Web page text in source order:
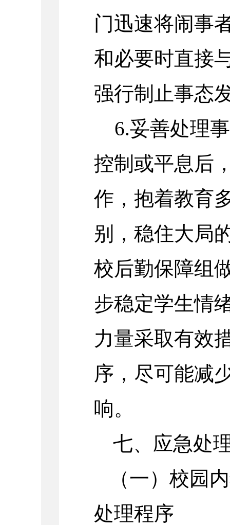
门迅速将闹事
和必要时直接
强行制止事态
6.妥善处理
控制或平息后
作，抱着教育
别，稳住大局
校后勤保障组
步稳定学生情
力量采取有效
序，尽可能减
响。
七、应急处
（一）校园
处理程序